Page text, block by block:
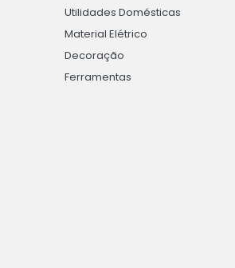
Utilidades Domésticas
Material Elétrico
Decoração
Ferramentas